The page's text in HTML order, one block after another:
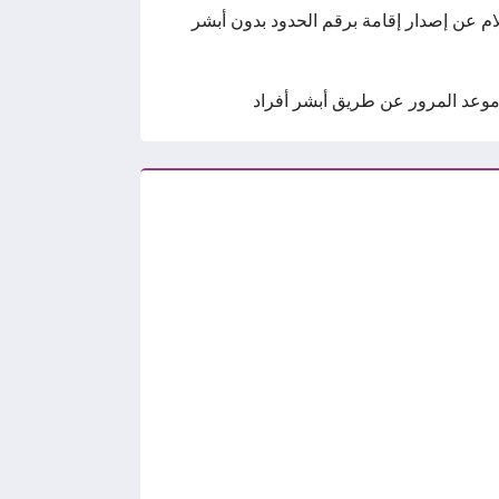
عن إصدار إقامة برقم الحدود بدون أبشر
المرور عن طريق أبشر أفراد